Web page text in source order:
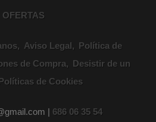
OFERTAS
Aviso Legal
Política de
de Compra
Desistir de un
de Cookies
| 686 06 35 54